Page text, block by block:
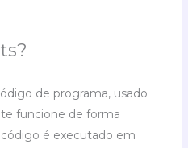
de programa, usado
funcione de forma
é executado em